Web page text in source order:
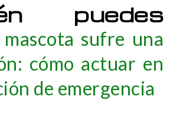
puedes
sufre una
cómo actuar en
de emergencia